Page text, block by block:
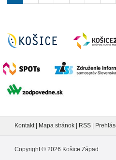
Kontakt | Mapa stránok | RSS |
Copyright © 2026 Košice Západ